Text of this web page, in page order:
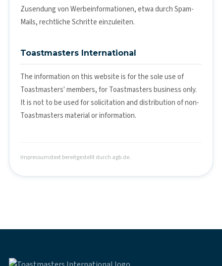
Zusendung von Werbeinformationen, etwa durch Spam-
Mails, rechtliche Schritte einzuleiten.
Toastmasters International
The information on this website is for the sole use of
Toastmasters' members, for Toastmasters business only.
It is not to be used for solicitation and distribution of non-
Toastmasters material or information.
Impressumstext bereitgestellt durch agb.de.